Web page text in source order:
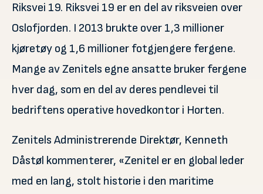
Riksvei 19. Riksvei 19 er en del av riksveien over
Oslofjorden. I 2013 brukte over 1,3 millioner
kjøretøy og 1,6 millioner fotgjengere fergene.
Mange av Zenitels egne ansatte bruker fergene
hver dag, som en del av deres pendlevei til
bedriftens operative hovedkontor i Horten.
Zenitels Administrerende Direktør, Kenneth
Dåstøl kommenterer, «Zenitel er en global leder
med en lang, stolt historie i den maritime